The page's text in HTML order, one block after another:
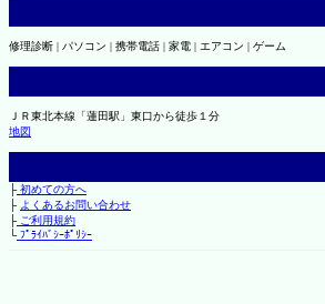
修理診断 | パソコン | 携帯電話 | 家電 | エアコン | ゲーム
ＪＲ東北本線「蓮田駅」東口から徒歩１分
地図
├初めての方へ
├ よくあるお問い合わせ
├ご利用規約
└ﾌﾟﾗｲﾊﾞｼｰﾎﾟﾘｼｰ